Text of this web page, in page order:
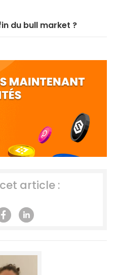
du bull market ?
article :